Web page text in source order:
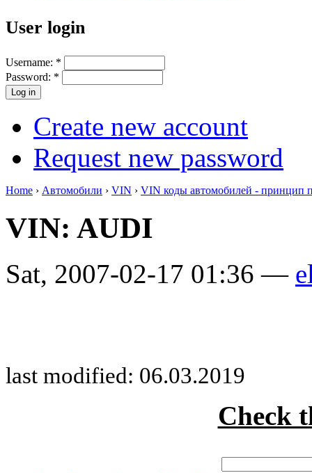
User login
Username: *
Password: *
Create new account
Request new password
Home › Автомобили › VIN › VIN коды автомобилей - принцип
VIN: AUDI
Sat, 2007-02-17 01:36 —
last modified: 06.03.2019
Check